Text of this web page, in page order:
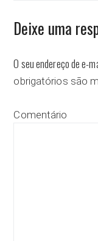
Deixe uma
O seu endereço de e-
obrigatórios são
Comentário